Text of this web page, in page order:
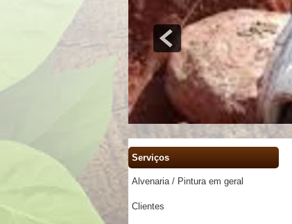
Serviços
Alvenaria / Pintura em geral
Clientes